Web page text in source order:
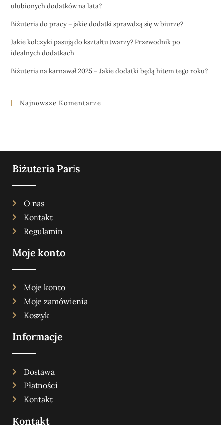
ulubionych dodatków na lata?
Biżuteria do pracy – jakie dodatki sprawdzą się w biurze?
Jakie kolczyki pasują do kształtu twarzy? Przewodnik po
idealnych dodatkach
Biżuteria na karnawał 2025 – Jakie dodatki będą hitem tego roku?
Najnowsze Komentarze
Biżuteria Paris
O nas
Kontakt
Regulamin
Moje konto
Moje konto
Moje zamówienia
Koszyk
Informacje
Dostawa
Płatności
Kontakt
Kontakt